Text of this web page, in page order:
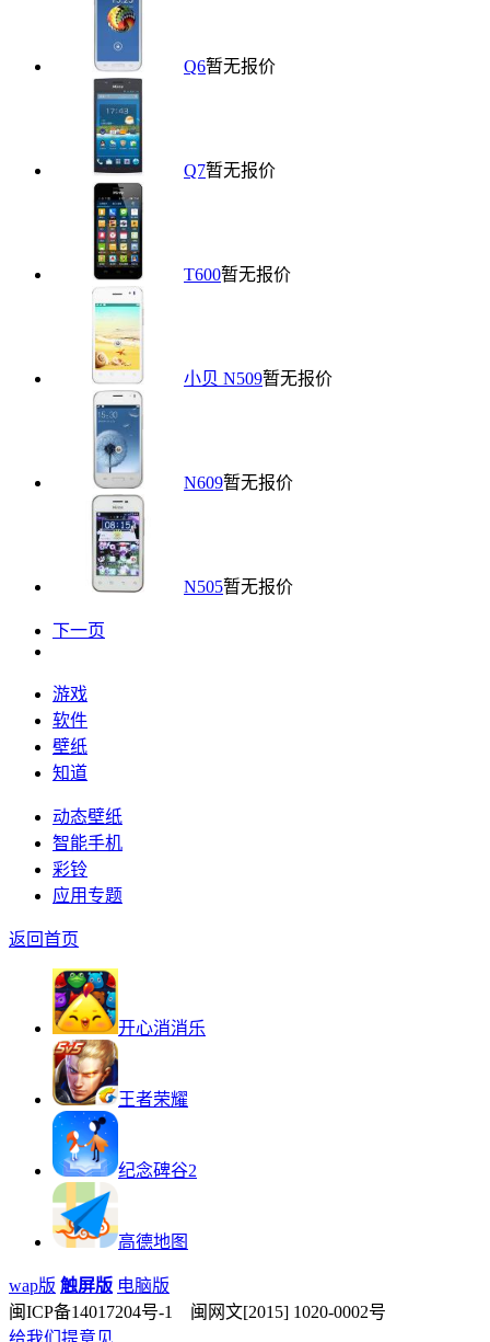
Q6暂无报价
Q7暂无报价
T600暂无报价
小贝 N509暂无报价
N609暂无报价
N505暂无报价
下一页
游戏
软件
壁纸
知道
动态壁纸
智能手机
彩铃
应用专题
返回首页
开心消消乐
王者荣耀
纪念碑谷2
高德地图
wap版 触屏版 电脑版
闽ICP备14017204号-1 闽网文[2015] 1020-0002号
给我们提意见